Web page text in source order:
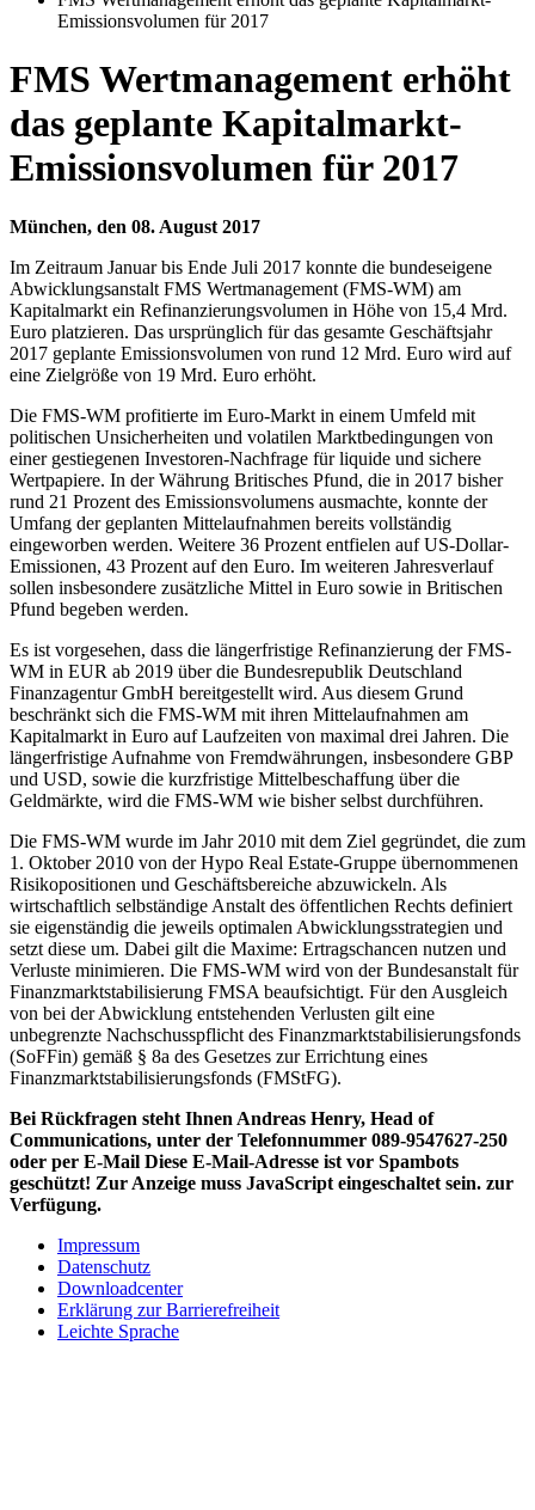
Emissionsvolumen für 2017
FMS Wertmanagement erhöht
das geplante Kapitalmarkt-
Emissionsvolumen für 2017
München, den 08. August 2017
Im Zeitraum Januar bis Ende Juli 2017 konnte die bundeseigene
Abwicklungsanstalt FMS Wertmanagement (FMS-WM) am
Kapitalmarkt ein Refinanzierungsvolumen in Höhe von 15,4 Mrd.
Euro platzieren. Das ursprünglich für das gesamte Geschäftsjahr
2017 geplante Emissionsvolumen von rund 12 Mrd. Euro wird auf
eine Zielgröße von 19 Mrd. Euro erhöht.
Die FMS-WM profitierte im Euro-Markt in einem Umfeld mit
politischen Unsicherheiten und volatilen Marktbedingungen von
einer gestiegenen Investoren-Nachfrage für liquide und sichere
Wertpapiere. In der Währung Britisches Pfund, die in 2017 bisher
rund 21 Prozent des Emissionsvolumens ausmachte, konnte der
Umfang der geplanten Mittelaufnahmen bereits vollständig
eingeworben werden. Weitere 36 Prozent entfielen auf US-Dollar-
Emissionen, 43 Prozent auf den Euro. Im weiteren Jahresverlauf
sollen insbesondere zusätzliche Mittel in Euro sowie in Britischen
Pfund begeben werden.
Es ist vorgesehen, dass die längerfristige Refinanzierung der FMS-
WM in EUR ab 2019 über die Bundesrepublik Deutschland
Finanzagentur GmbH bereitgestellt wird. Aus diesem Grund
beschränkt sich die FMS-WM mit ihren Mittelaufnahmen am
Kapitalmarkt in Euro auf Laufzeiten von maximal drei Jahren. Die
längerfristige Aufnahme von Fremdwährungen, insbesondere GBP
und USD, sowie die kurzfristige Mittelbeschaffung über die
Geldmärkte, wird die FMS-WM wie bisher selbst durchführen.
Die FMS-WM wurde im Jahr 2010 mit dem Ziel gegründet, die zum
1. Oktober 2010 von der Hypo Real Estate-Gruppe übernommenen
Risikopositionen und Geschäftsbereiche abzuwickeln. Als
wirtschaftlich selbständige Anstalt des öffentlichen Rechts definiert
sie eigenständig die jeweils optimalen Abwicklungsstrategien und
setzt diese um. Dabei gilt die Maxime: Ertragschancen nutzen und
Verluste minimieren. Die FMS-WM wird von der Bundesanstalt für
Finanzmarktstabilisierung FMSA beaufsichtigt. Für den Ausgleich
von bei der Abwicklung entstehenden Verlusten gilt eine
unbegrenzte Nachschusspflicht des Finanzmarktstabilisierungsfonds
(SoFFin) gemäß § 8a des Gesetzes zur Errichtung eines
Finanzmarktstabilisierungsfonds (FMStFG).
Bei Rückfragen steht Ihnen Andreas Henry, Head of
Communications, unter der Telefonnummer 089-9547627-250
oder per E-Mail Diese E-Mail-Adresse ist vor Spambots
geschützt! Zur Anzeige muss JavaScript eingeschaltet sein. zur
Verfügung.
Impressum
Datenschutz
Downloadcenter
Erklärung zur Barrierefreiheit
Leichte Sprache